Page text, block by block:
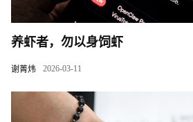
养虾者，勿以身饲虾
谢菁炜 2026-03-11